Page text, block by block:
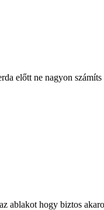
előtt ne nagyon
ablakot hogy biztos